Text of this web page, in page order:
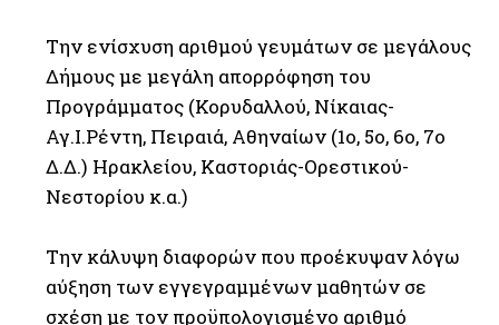
Την ενίσχυση αριθμού γευμάτων σε μεγάλους
Δήμους με μεγάλη απορρόφηση του
Προγράμματος (Κορυδαλλού, Νίκαιας-
Αγ.Ι.Ρέντη, Πειραιά, Αθηναίων (1ο, 5ο, 6ο, 7ο
Δ.Δ.) Ηρακλείου, Καστοριάς-Ορεστικού-
Νεστορίου κ.α.)
Την κάλυψη διαφορών που προέκυψαν λόγω
αύξηση των εγγεγραμμένων μαθητών σε
σχέση με τον προϋπολογισμένο αριθμό